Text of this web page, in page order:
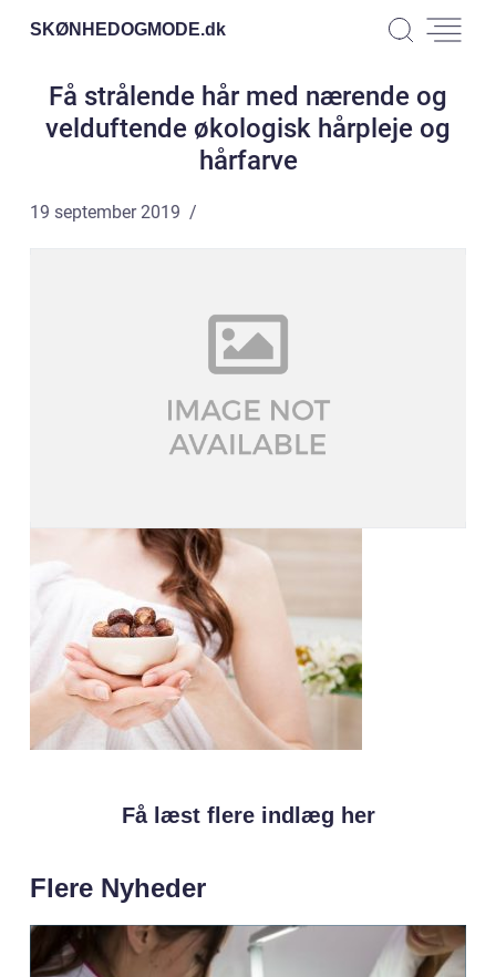
SKØNHEDOGMODE.dk
Få strålende hår med nærende og
velduftende økologisk hårpleje og
hårfarve
19 september 2019
Få læst flere indlæg her
Flere Nyheder